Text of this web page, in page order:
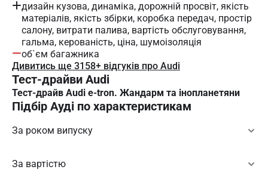
дизайн кузова, динаміка, дорожній просвіт, якість
матеріалів, якість збірки, коробка передач, простір
салону, витрати палива, вартість обслуговування,
гальма, керованість, ціна, шумоізоляція
об`єм багажника
Дивитись ще 3158+ відгуків про Audi
Тест-драйви Audi
Тест-драйв Audi e-tron. Жандарм та інопланетяни
Підбір Ауді по характеристикам
За роком випуску
За вартістю